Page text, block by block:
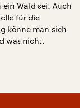
Wald sei. Auch
für die
könne man sich
was nicht.